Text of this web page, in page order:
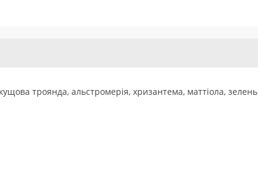
троянда, альстромерія, хризантема, маттіола, зелень